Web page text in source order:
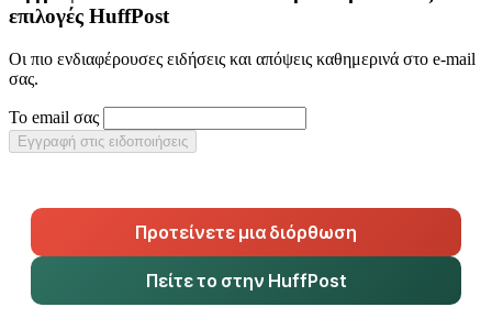
επιλογές HuffPost
Οι πιο ενδιαφέρουσες ειδήσεις και απόψεις καθημερινά στο e-mail
σας.
Το email σας
Εγγραφή στις ειδοποιήσεις
Προτείνετε μια διόρθωση
Πείτε το στην HuffPost